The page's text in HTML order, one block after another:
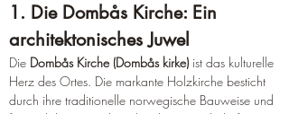
1. Die Dombås Kirche: Ein
architektonisches Juwel
Die Dombås Kirche (Dombås kirke) ist das kulturelle
Herz des Ortes. Die markante Holzkirche besticht
durch ihre traditionelle norwegische Bauweise und